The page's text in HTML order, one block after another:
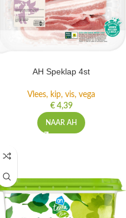
AH Speklap 4st
Vlees, kip, vis, vega
€4,39
NAAR AH